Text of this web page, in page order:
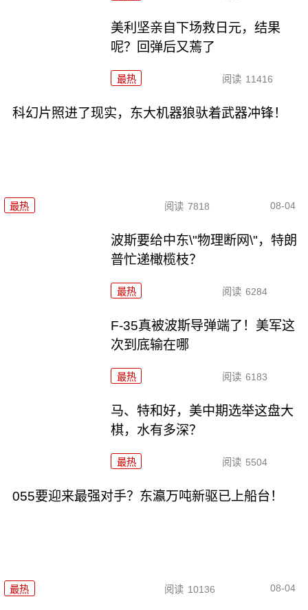
美利坚亲自下场救日元，结果
呢？回弹后又蔫了
最热 阅读 11416
科幻片照进了现实，东大机器狼驮着武器冲锋！
最热 阅读 7818 08-04
波斯要给中东\"物理断网\"，特朗
普忙递橄榄枝？
最热 阅读 6284
F-35真被波斯导弹端了！美军这
次到底输在哪
最热 阅读 6183
马、特和好，美中期选举这盘大
棋，水有多深？
最热 阅读 5504
055要迎来最强对手？东瀛万吨新驱已上船台！
最热 阅读 10136 08-04